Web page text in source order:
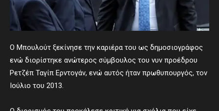
Ο Μπουλούτ ξεκίνησε την καριέρα του ως δημοσιογράφος
ενώ διορίστηκε ανώτερος σύμβουλος του νυν προέδρου
Ρετζέπ Ταγίπ Ερντογάν, ενώ αυτός ήταν πρωθυπουργός, τον
Ιούλιο του 2013.